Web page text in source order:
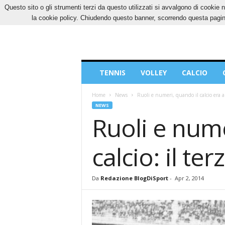
DOMENICA, 9 AGOSTO 2026 CONTATTI
Sport
TENNIS VOLLEY CALCIO
Home News Ruoli e numeri, quando il calcio era
NEWS
Ruoli e
calcio: il
Da Redazione BlogDiSport- Apr 2, 2014
Questo sito o gli strumenti terzi da questo utilizzati si avvalgono di cookie
la cookie policy. Chiudendo questo banner, scorrendo questa